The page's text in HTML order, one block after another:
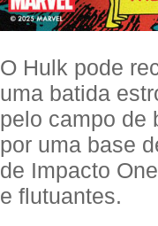
O Hulk pode
uma batida
pelo campo de
por uma base
de Impacto
e flutuantes.